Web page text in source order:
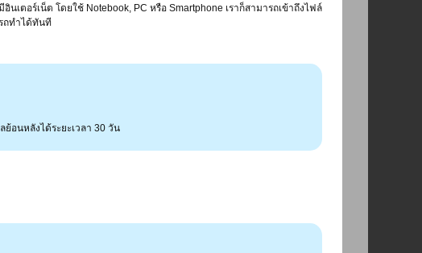
นเตอร์เน็ต โดยใช้ Notebook, PC หรือ Smartphone เราก็สามารถเข้าถึงไฟล์
ถทำได้ทันที
อนหลังได้ระยะเวลา 30 วัน